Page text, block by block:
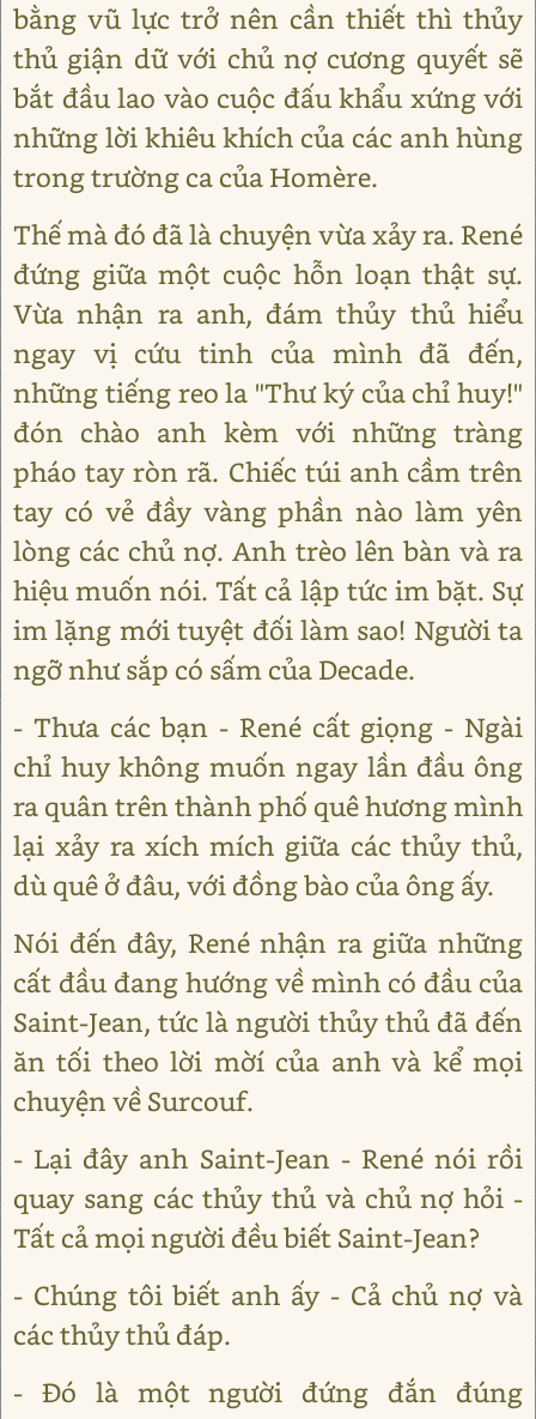
bằng vũ lực trở nên cần thiết thì thủy
thủ giận dữ với chủ nợ cương quyết sẽ
bắt đầu lao vào cuộc đấu khẩu xứng với
những lời khiêu khích của các anh hùng
trong trường ca của Homère.
Thế mà đó đã là chuyện vừa xảy ra. René
đứng giữa một cuộc hỗn loạn thật sự.
Vừa nhận ra anh, đám thủy thủ hiểu
ngay vị cứu tinh của mình đã đến,
những tiếng reo la "Thư ký của chỉ huy!"
đón chào anh kèm với những tràng
pháo tay ròn rã. Chiếc túi anh cầm trên
tay có vẻ đầy vàng phần nào làm yên
lòng các chủ nợ. Anh trèo lên bàn và ra
hiệu muốn nói. Tất cả lập tức im bặt. Sự
im lặng mới tuyệt đối làm sao! Người ta
ngỡ như sắp có sấm của Decade.
- Thưa các bạn - René cất giọng - Ngài
chỉ huy không muốn ngay lần đầu ông
ra quân trên thành phố quê hương mình
lại xảy ra xích mích giữa các thủy thủ,
dù quê ở đâu, với đồng bào của ông ấy.
Nói đến đây, René nhận ra giữa những
cất đầu đang hướng về mình có đầu của
Saint-Jean, tức là người thủy thủ đã đến
ăn tối theo lời mờí của anh và kể mọi
chuyện về Surcouf.
- Lại đây anh Saint-Jean - René nói rồi
quay sang các thủy thủ và chủ nợ hỏi -
Tất cả mọi người đều biết Saint-Jean?
- Chúng tôi biết anh ấy - Cả chủ nợ và
các thủy thủ đáp.
- Đó là một người đứng đắn đúng